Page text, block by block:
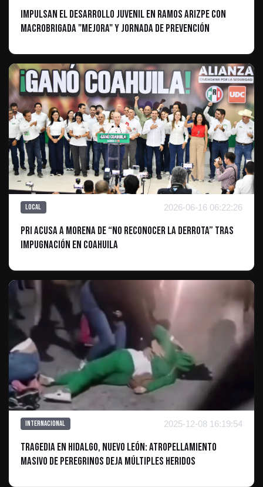
Impulsan el desarrollo juvenil en Ramos Arizpe con
Macrobrigada "Mejora" y Jornada de Prevención
Local 2026-06-16 06:22:26
PRI acusa a Morena de “no reconocer la derrota” tras
impugnación en Coahuila
Internacional 2025-12-08 16:19:54
Tragedia en Hidalgo, Nuevo León: Atropellamiento
Masivo de Peregrinos Deja Múltiples Heridos